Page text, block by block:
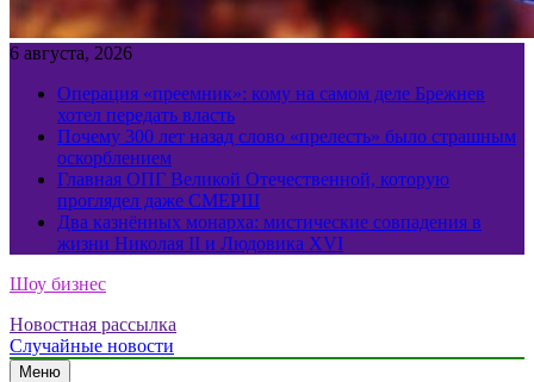
6 августа, 2026
Операция «преемник»: кому на самом деле Брежнев
хотел передать власть
Почему 300 лет назад слово «прелесть» было страшным
оскорблением
Главная ОПГ Великой Отечественной, которую
проглядел даже СМЕРШ
Два казнённых монарха: мистические совпадения в
жизни Николая II и Людовика XVI
Шоу бизнес
Новостная рассылка
Случайные новости
Меню